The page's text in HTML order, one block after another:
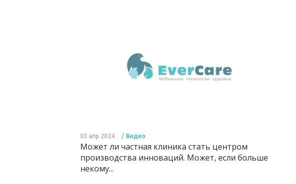
03 апр 2024 / Видео
Может ли частная клиника стать центром
производства инноваций. Может, если больше
некому...